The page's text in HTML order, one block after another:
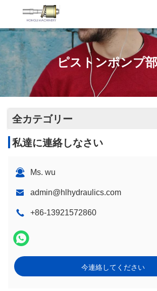
ピストンポンプ
全カテゴリー
私達に連絡しなさい
Ms. wu
admin@hlhydraulics.com
+86-13921572860
今連絡してください